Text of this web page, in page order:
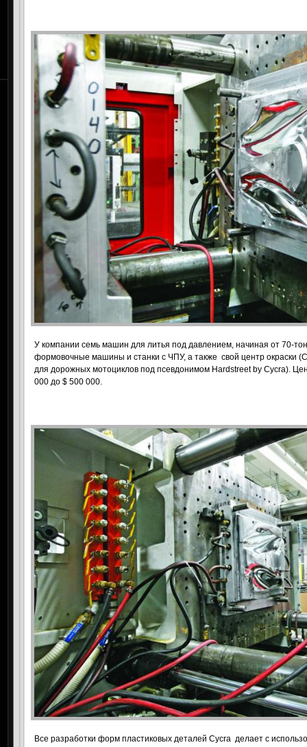
У компании семь машин для литья под давлением, начиная от 70-
формовочные машины и станки с ЧПУ, а также свой центр окраски
для дорожных мотоциклов под псевдонимом Hardstreet by Cycra).
000 до $ 500 000.
Все разработки форм пластиковых деталей Cycra делает с